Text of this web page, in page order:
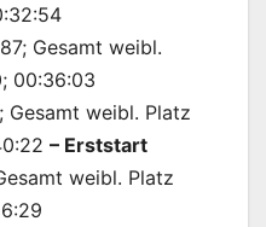
Gesamt weibl.
00:36:03
Gesamt weibl. Platz
– Erststart
weibl. Platz